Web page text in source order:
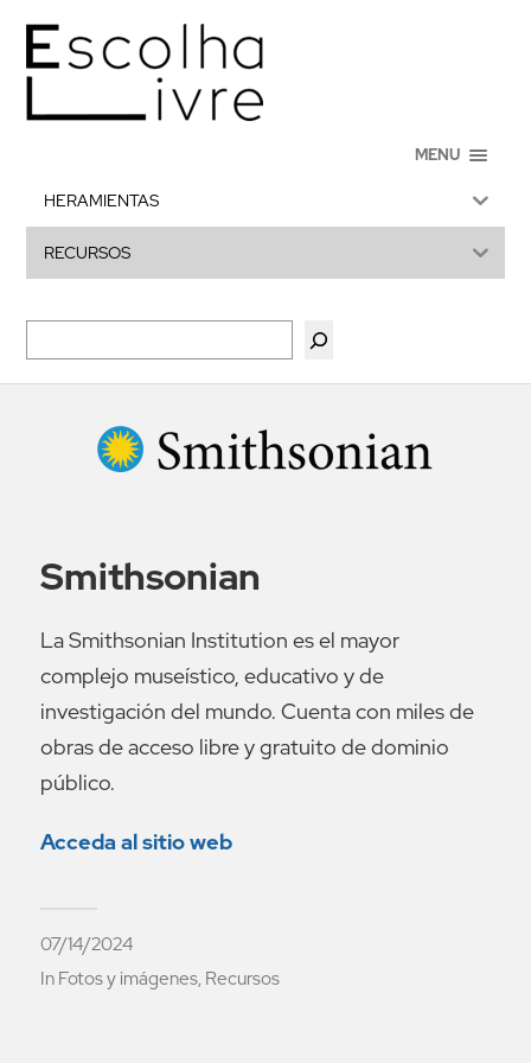
MENU
HERAMIENTAS
RECURSOS
Smithsonian
La Smithsonian Institution es el mayor
complejo museístico, educativo y de
investigación del mundo. Cuenta con miles de
obras de acceso libre y gratuito de dominio
público.
Acceda al sitio web
07/14/2024
InFotos y imágenes, Recursos